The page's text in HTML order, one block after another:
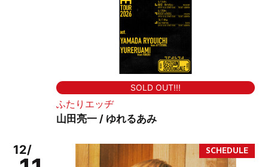
SOLD OUT!!!
ふたりエッヂ
山田亮一 / ゆれるあみ
12/